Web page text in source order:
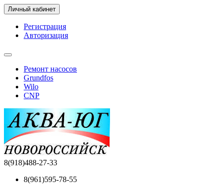
Личный кабинет
Регистрация
Авторизация
Ремонт насосов
Grundfos
Wilo
CNP
8(918)488-27-33
8(961)595-78-55